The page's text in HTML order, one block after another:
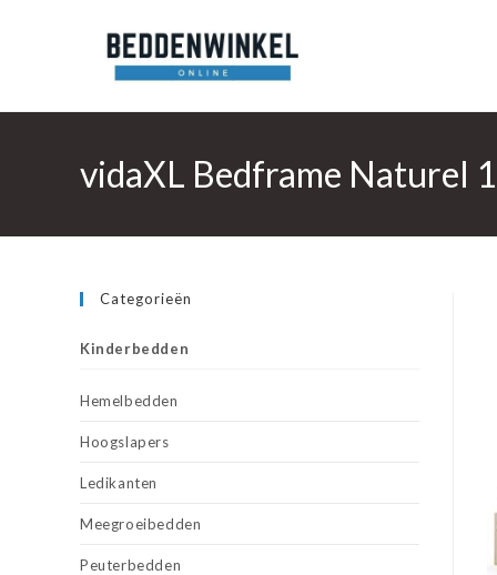
vidaXL Bedframe Naturel
Categorieën
Kinderbedden
Hemelbedden
Hoogslapers
Ledikanten
Meegroeibedden
Peuterbedden